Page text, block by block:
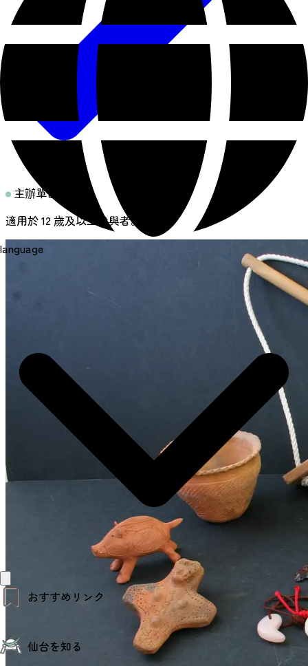
language
おすすめリンク
モデルコース
仙台を知る
主辦單位留言
適用於 12 歲及以上參與者。